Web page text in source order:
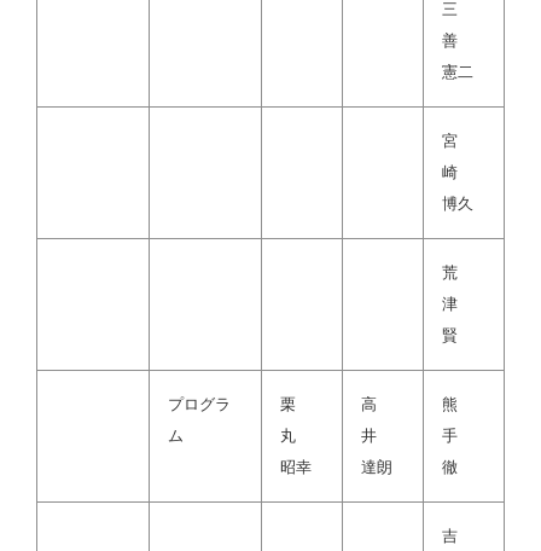
三
善
憲二
宮
崎
博久
荒
津
賢
プログラ
ム
栗
丸
昭幸
高
井
達朗
熊
手
徹
吉